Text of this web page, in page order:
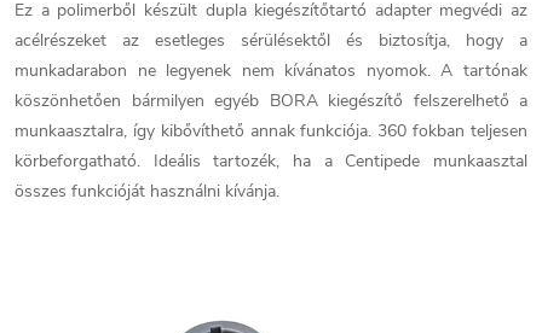
Ez a polimerből készült dupla kiegészítőtartó adapter megvédi az
acélrészeket az esetleges sérülésektől és biztosítja, hogy a
munkadarabon ne legyenek nem kívánatos nyomok. A tartónak
köszönhetően bármilyen egyéb BORA kiegészítő felszerelhető a
munkaasztalra, így kibővíthető annak funkciója. 360 fokban teljesen
körbeforgatható. Ideális tartozék, ha a Centipede munkaasztal
összes funkcióját használni kívánja.